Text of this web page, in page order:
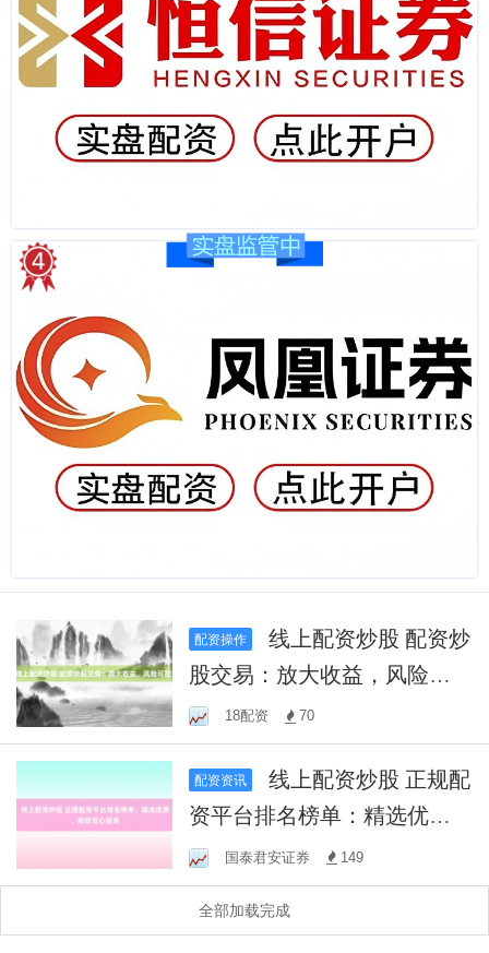
配资操作
线上配资炒股 配资炒
股交易：放大收益，风险可
控？18配资 70
配资资讯
线上配资炒股 正规配
资平台排名榜单：精选优
质，助您安心投资
国泰君安证券 149
全部加载完成